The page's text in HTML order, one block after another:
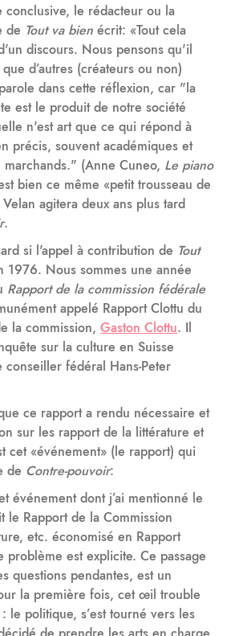
conclusive, le rédacteur ou la
de Tout va bien écrit: «Tout cela
discours. Nous pensons qu'il
d’autres (créateurs ou non)
dans cette réflexion, car "la
est le produit de notre société
n'est art que ce qui répond à
précis, souvent académiques et
(Anne Cuneo, Le piano
bien ce même «petit trousseau de
agitera deux ans plus tard
.
si l'appel à contribution de Tout
1976. Nous sommes une année
Rapport de la commission fédérale
appelé Rapport Clottu du
la commission, Gaston Clottu. Il
sur la culture en Suisse
fédéral Hans-Peter
ce rapport a rendu nécessaire et
sur les rapport de la littérature et
cet «événement» (le rapport) qui
de Contre-pouvoir:
événement dont j’ai mentionné le
le Rapport de la Commission
etc. économisé en Rapport
problème est explicite. Ce passage
questions pendantes, est un
la première fois, cet œil trouble
le politique, s’est tourné vers les